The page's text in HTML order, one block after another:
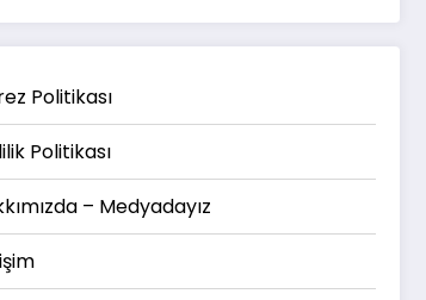
Politikası
Politikası
– Medyadayız